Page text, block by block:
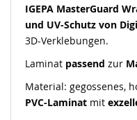
IGEPA MasterGuard
und UV-Schutz von
3D-Verklebungen.
Laminat passend zur
Material: gegossenes,
PVC-Laminat mit